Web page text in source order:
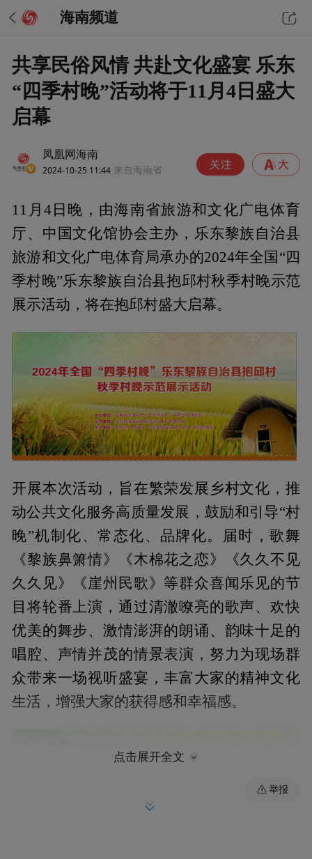
海南频道
共享民俗风情 共赴文化盛宴 乐东
“四季村晚”活动将于11月4日盛大
启幕
凤凰网海南
2024-10-25 11:44 来自海南省
11月4日晚，由海南省旅游和文化广电体育
厅、中国文化馆协会主办，乐东黎族自治县
旅游和文化广电体育局承办的2024年全国“四
季村晚”乐东黎族自治县抱邱村秋季村晚示范
展示活动，将在抱邱村盛大启幕。
开展本次活动，旨在繁荣发展乡村文化，推
动公共文化服务高质量发展，鼓励和引导“村
晚”机制化、常态化、品牌化。届时，歌舞
《黎族鼻箫情》《木棉花之恋》《久久不见
久久见》《崖州民歌》等群众喜闻乐见的节
目将轮番上演，通过清澈嘹亮的歌声、欢快
优美的舞步、激情澎湃的朗诵、韵味十足的
唱腔、声情并茂的情景表演，努力为现场群
众带来一场视听盛宴，丰富大家的精神文化
生活，增强大家的获得感和幸福感。
点击展开全文
举报